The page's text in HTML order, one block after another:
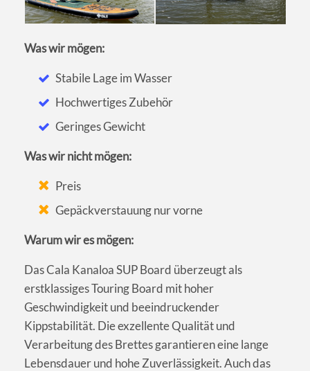
Was wir mögen:
Stabile Lage im Wasser
Hochwertiges Zubehör
Geringes Gewicht
Was wir nicht mögen:
Preis
Gepäckverstauung nur vorne
Warum wir es mögen:
Das Cala Kanaloa SUP Board überzeugt als
erstklassiges Touring Board mit hoher
Geschwindigkeit und beeindruckender
Kippstabilität. Die exzellente Qualität und
Verarbeitung des Brettes garantieren eine lange
Lebensdauer und hohe Zuverlässigkeit. Auch das